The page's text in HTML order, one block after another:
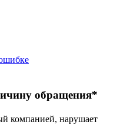
обращения*
компанией, нарушает